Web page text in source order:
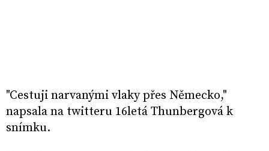
"Cestuji narvanými vlaky přes Německo,"
napsala na twitteru 16letá Thunbergová k
snímku.